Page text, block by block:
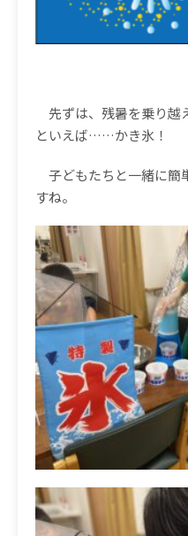
先ずは、残暑を乗り越
といえば……かき氷！
子どもたちと一緒に簡
すね。